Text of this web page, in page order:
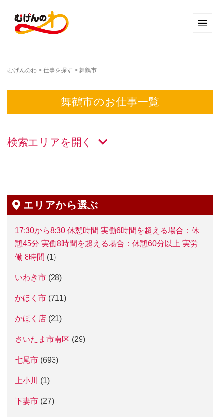
むげんのわ > 仕事を探す > 舞鶴市
舞鶴市のお仕事一覧
検索エリアを
エリアから選ぶ
17:30から8:30 休憩時間 実働6時間を超える場合：休
憩45分 実働8時間を超える場合：休憩60分以上 実労
働 8時間 (1)
いわき市 (28)
かほく市 (711)
かほく店 (21)
さいたま市南区 (29)
七尾市 (693)
上小川 (1)
下妻市 (27)